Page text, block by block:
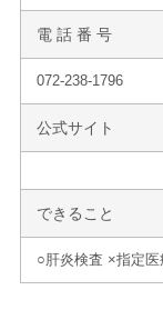
電 話 番 号
072-238-1796
公式サイト
できること
○肝炎検査 ×指定医